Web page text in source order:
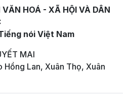
VĂN HOÁ - XÃ HỘI VÀ DÂN
nói Việt Nam
MAI
Hồng Lan, Xuân Thọ, Xuân